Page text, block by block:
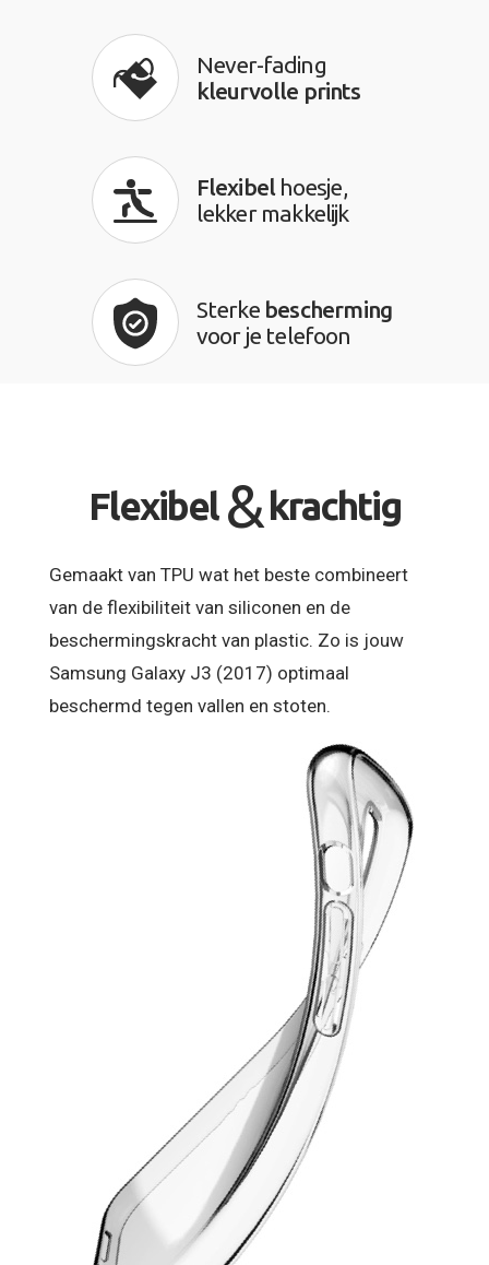
Never-fading
kleurvolle prints
Flexibelhoesje,
lekker makkelijk
Sterke bescherming
voor je telefoon
Flexibel &krachtig
Gemaakt van TPU wat het beste combineert
van de flexibiliteit van siliconen en de
beschermingskracht van plastic. Zo is jouw
Samsung Galaxy J3 (2017) optimaal
beschermd tegen vallen en stoten.